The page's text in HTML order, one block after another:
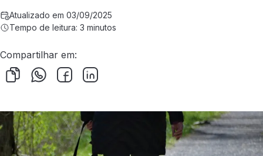
Atualizado em 03/09/2025
Tempo de leitura: 3 minutos
Compartilhar em: